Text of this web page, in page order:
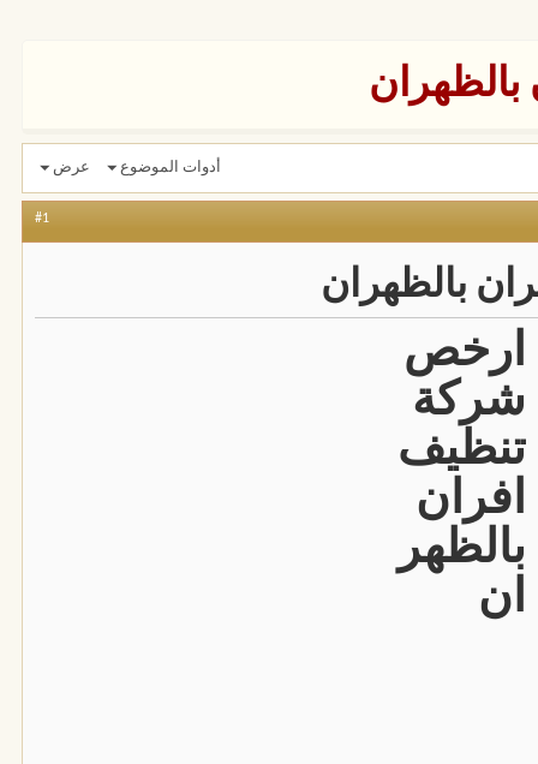
أدوات الموضوع عرض
#1
بالظهران
ارخص
شركة
تنظيف
افران
بالظهر
ان